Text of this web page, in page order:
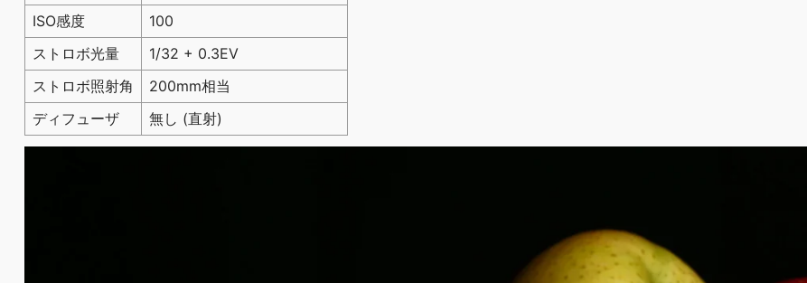
ISO感度
100
ストロボ光量
1/32 + 0.3EV
ストロボ照射角
200mm相当
ディフューザ
無し (直射)